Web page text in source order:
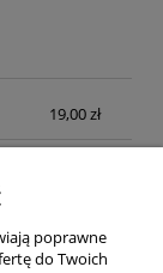
19,00 zł
poprawne
do Twoich